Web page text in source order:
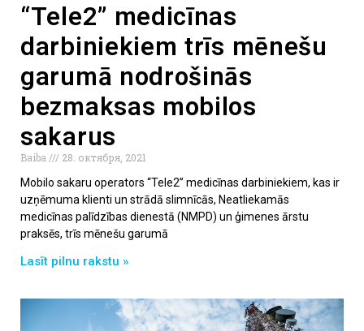
“Tele2” medicīnas
darbiniekiem trīs mēnešu
garumā nodrošinās
bezmaksas mobilos
sakarus
Baiba
28. октября, 2021
Mobilo sakaru operators “Tele2” medicīnas darbiniekiem, kas ir
uzņēmuma klienti un strādā slimnīcās, Neatliekamās
medicīnas palīdzības dienestā (NMPD) un ģimenes ārstu
praksēs, trīs mēnešu garumā
Lasīt pilnu rakstu »